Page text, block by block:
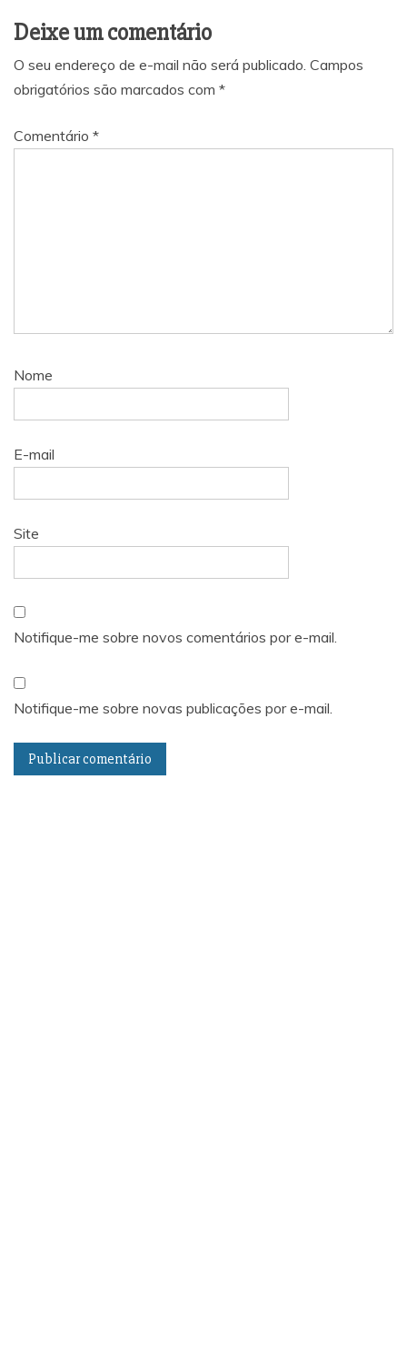
Deixe um comentário
O seu endereço de e-mail não será publicado. Campos
obrigatórios são marcados com *
Comentário *
Nome
E-mail
Site
Notifique-me sobre novos comentários por e-mail.
Notifique-me sobre novas publicações por e-mail.